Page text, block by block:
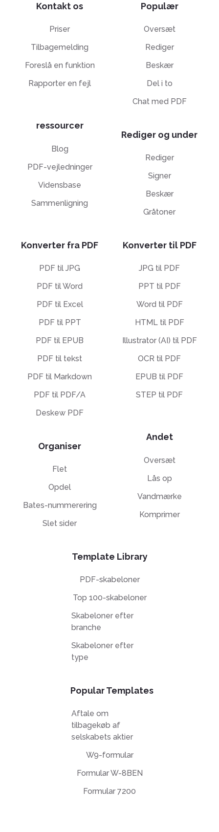
Kontakt os
Priser
Tilbagemelding
Foreslå en funktion
Rapporter en fejl
ressourcer
Blog
PDF-vejledninger
Vidensbase
Sammenligning
Populær
Oversæt
Rediger
Beskær
Del i to
Chat med PDF
Rediger og under
Rediger
Signer
Beskær
Gråtoner
Konverter fra PDF
PDF til JPG
PDF til Word
PDF til Excel
PDF til PPT
PDF til EPUB
PDF til tekst
PDF til Markdown
PDF til PDF/A
Deskew PDF
Organiser
Flet
Opdel
Bates-nummerering
Slet sider
Konverter til PDF
JPG til PDF
PPT til PDF
Word til PDF
HTML til PDF
Illustrator (AI) til PDF
OCR til PDF
EPUB til PDF
STEP til PDF
Andet
Oversæt
Lås op
Vandmærke
Komprimer
Template Library
PDF-skabeloner
Top 100-skabeloner
Skabeloner efter
branche
Skabeloner efter
type
Popular Templates
Aftale om
tilbagekøb af
selskabets aktier
W9-formular
Formular W-8BEN
Formular 7200